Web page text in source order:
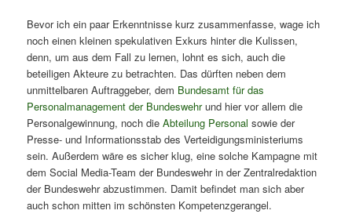
Bevor ich ein paar Erkenntnisse kurz zusammenfasse, wage ich
noch einen kleinen spekulativen Exkurs hinter die Kulissen,
denn, um aus dem Fall zu lernen, lohnt es sich, auch die
beteiligen Akteure zu betrachten. Das dürften neben dem
unmittelbaren Auftraggeber, dem Bundesamt für das
Personalmanagement der Bundeswehrund hier vor allem die
Personalgewinnung, noch dieAbteilung Personalsowie der
Presse- und Informationsstab des Verteidigungsministeriums
sein. Außerdem wäre es sicher klug, eine solche Kampagne mit
dem Social Media-Team der Bundeswehr in der Zentralredaktion
der Bundeswehr abzustimmen. Damit befindet man sich aber
auch schon mitten im schönsten Kompetenzgerangel.